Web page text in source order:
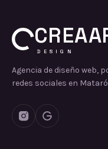
DESIGN
Agencia de diseño web,
redes sociales en